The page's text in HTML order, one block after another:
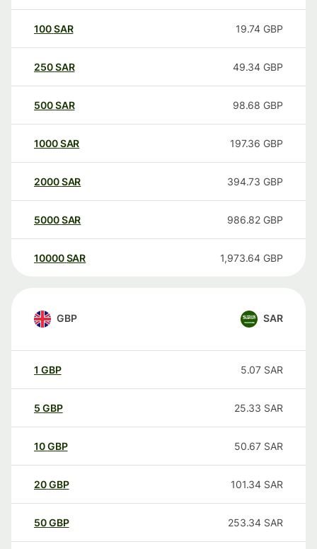
100SAR 19.74 GBP
250SAR 49.34 GBP
500SAR 98.68 GBP
1000SAR 197.36 GBP
2000SAR 394.73 GBP
5000SAR 986.82 GBP
10000 SAR 1,973.64 GBP
GBP SAR
1 GBP 5.07 SAR
5 GBP 25.33 SAR
10GBP 50.67 SAR
20GBP 101.34 SAR
50GBP 253.34 SAR